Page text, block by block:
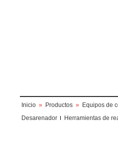
Inicio » Productos » Equipos de
Desarenador
Herramientas de